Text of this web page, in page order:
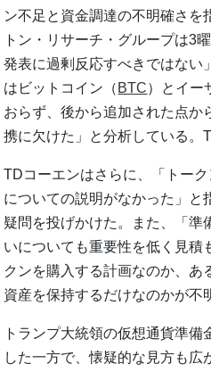
ン不足と資金調達の不明確さを
トン・リサーチ・グループは3
発表に過剰反応すべきではない
はビットコイン（ BTC）とイー
おらず、後から追加された点か
携に欠けた」と分析している。
TDコーエンはさらに、「トー
についての説明がなかった」と
疑問を投げかけた。また、「準
いについても重要性を低く見積
クンを購入する計画なのか、あ
資産を保持するだけなのかが不
トランプ大統領の仮想通貨準
した一方で、懐疑的な見方も